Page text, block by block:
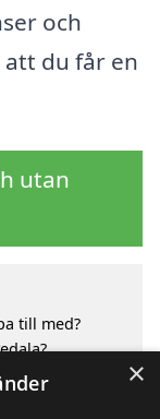
och
du får en
utan
till med?
×